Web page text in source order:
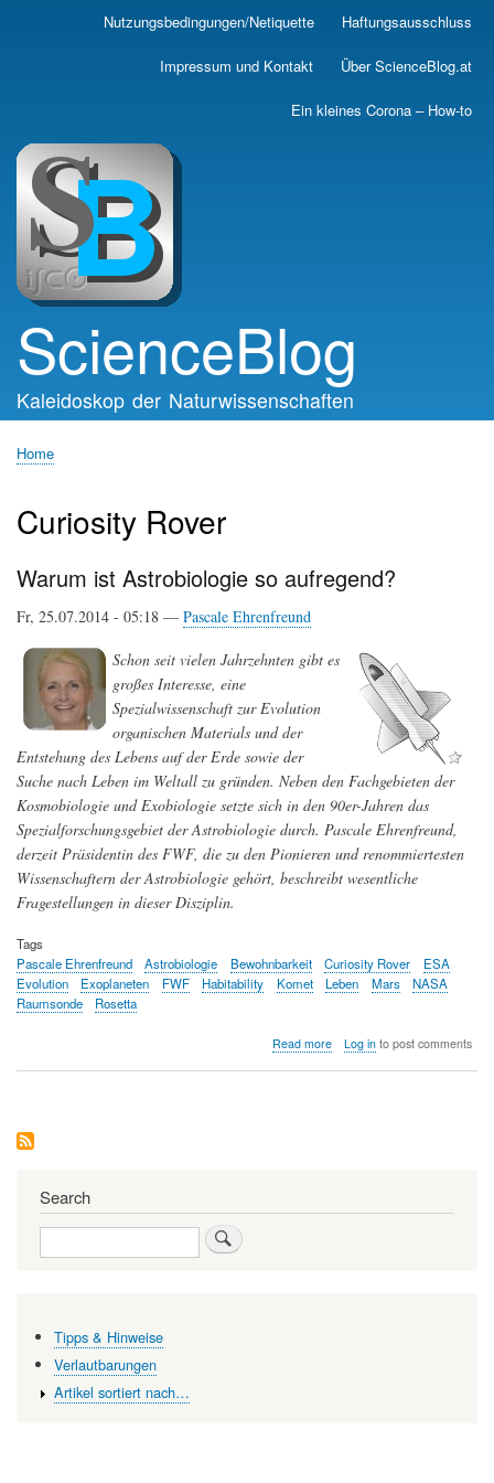
Skip
main
Nutzungsbedingungen/Netiquette Haftungsausschluss
Impressum und Kontakt Über ScienceBlog.at
Ein kleines Corona – How-to
ScienceBlog
Kaleidoskop der Naturwissenschaften
Home
Curiosity Rover
Warum ist Astrobiologie so aufregend?
Fr, 25.07.2014 - 05:18 — Pascale Ehrenfreund
Schon seit vielen Jahrzehnten gibt es
großes Interesse, eine
Spezialwissenschaft zur Evolution
organischen Materials und der
Entstehung des Lebens auf der Erde sowie der
Suche nach Leben im Weltall zu gründen. Neben den Fachgebieten der
Kosmobiologie und Exobiologie setzte sich in den 90er-Jahren das
Spezialforschungsgebiet der Astrobiologie durch. Pascale Ehrenfreund,
derzeit Präsidentin des FWF, die zu den Pionieren und renommiertesten
Wissenschaftern der Astrobiologie gehört, beschreibt wesentliche
Fragestellungen in dieser Disziplin.
Tags
Pascale Ehrenfreund
Astrobiologie Bewohnbarkeit Curiosity Rover
ESA
Evolution
Exoplaneten FWF Habitability Komet Leben Mars
NASA
Raumsonde
Rosetta
Read moreabout
Log into post comments
Search
Search
Tipps & Hinweise
Verlautbarungen
Artikel sortiert nach…